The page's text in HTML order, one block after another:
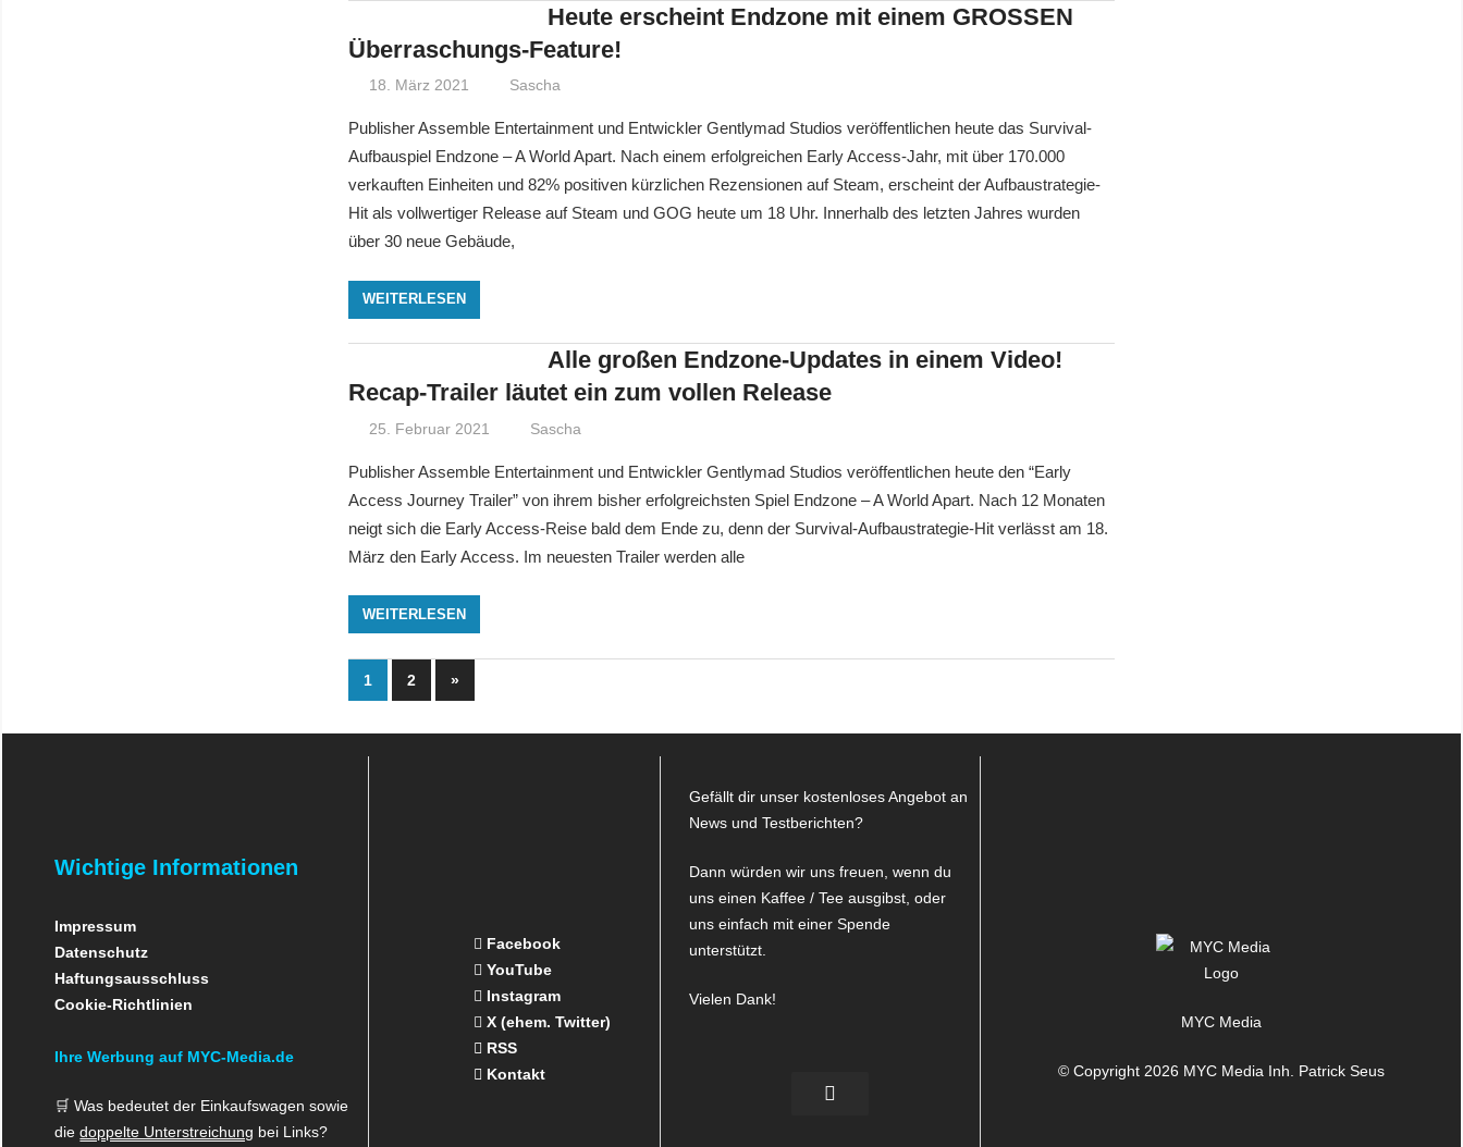
Heute erscheint Endzone mit einem GROSSEN
Überraschungs-Feature!
18. März 2021 Sascha
Publisher Assemble Entertainment und Entwickler Gentlymad Studios veröffentlichen heute das Survival-
Aufbauspiel Endzone – A World Apart. Nach einem erfolgreichen Early Access-Jahr, mit über 170.000
verkauften Einheiten und 82% positiven kürzlichen Rezensionen auf Steam, erscheint der Aufbaustrategie-
Hit als vollwertiger Release auf Steam und GOG heute um 18 Uhr. Innerhalb des letzten Jahres wurden
über 30 neue Gebäude,
WEITERLESEN
Alle großen Endzone-Updates in einem Video!
Recap-Trailer läutet ein zum vollen Release
25. Februar 2021 Sascha
Publisher Assemble Entertainment und Entwickler Gentlymad Studios veröffentlichen heute den “Early
Access Journey Trailer” von ihrem bisher erfolgreichsten Spiel Endzone – A World Apart. Nach 12 Monaten
neigt sich die Early Access-Reise bald dem Ende zu, denn der Survival-Aufbaustrategie-Hit verlässt am 18.
März den Early Access. Im neuesten Trailer werden alle
WEITERLESEN
Seitennummerierung
Beiträge
1 2
Nächste
Beiträge
»
Wichtige Informationen
Impressum
Datenschutz
Haftungsausschluss
Cookie-Richtlinien
Ihre Werbung auf MYC-Media.de
🛒 Was bedeutet der Einkaufswagen sowie
diedoppelte Unterstreichung bei Links?
Facebook
YouTube
Instagram
X (ehem. Twitter)
RSS
Kontakt
Gefällt dir unser kostenloses Angebot an
News und Testberichten?
Dann würden wir uns freuen, wenn du
uns einen Kaffee / Tee ausgibst, oder
uns einfach mit einer Spende
unterstützt.
Vielen Dank!
MYC Media
© Copyright 2026 MYC Media Inh. Patrick Seus